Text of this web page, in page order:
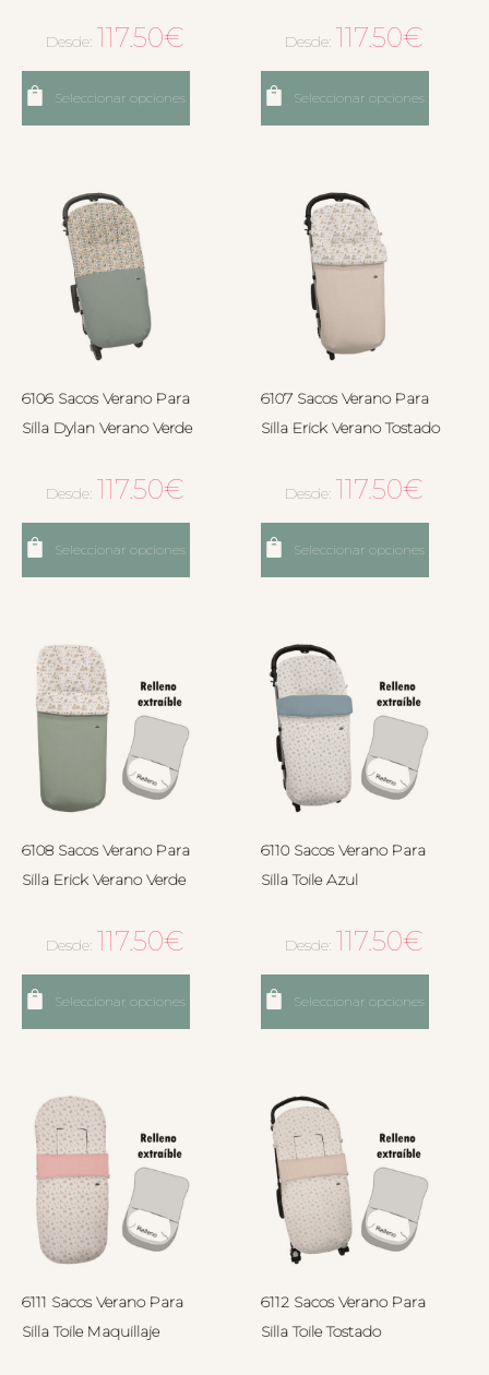
Desde: 117.50€
Seleccionar opciones
Desde: 117.50€
Seleccionar opciones
6106 Sacos Verano Para
Silla Dylan Verano Verde
Desde: 117.50€
Seleccionar opciones
6107 Sacos Verano Para
Silla Erick Verano Tostado
Desde: 117.50€
Seleccionar opciones
6108 Sacos Verano Para
Silla Erick Verano Verde
Desde: 117.50€
Seleccionar opciones
6110 Sacos Verano Para
Silla Toile Azul
Desde: 117.50€
Seleccionar opciones
6111 Sacos Verano Para
Silla Toile Maquillaje
6112 Sacos Verano Para
Silla Toile Tostado